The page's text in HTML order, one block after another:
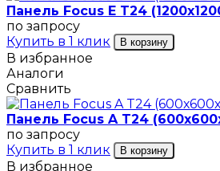
Панель Focus E T24
по запросу
Купить в 1 клик
В корзину
В избранное
Аналоги
Сравнить
Панель Focus A T24
по запросу
Купить в 1 клик
В корзину
В избранное